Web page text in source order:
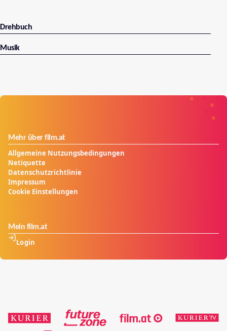
Drehbuch
Musik
Mehr über film.at
Allgemeine Nutzungsbedingungen
Netiquette
Datenschutzrichtlinie
Impressum
Cookie Einstellungen
Mein film.at
Login